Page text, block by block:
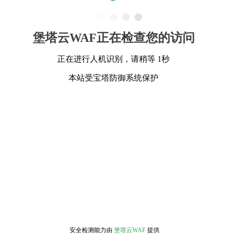
堡塔云WAF正在检查您的访问
正在进行人机识别，请稍等 1秒
本站受宝塔防御系统保护
安全检测能力由 堡塔云WAF 提供